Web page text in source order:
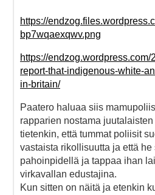
https://
bp7wqaexqwv.png
https://
report-that-indigenous-white-
in-britain/
Paatero haluaa siis
rapparien nostama
tietenkin, että tummat poliisit
vastaista rikollisuutta ja että
pahoinpidellä ja tappaa ihan
virkavallan edustajina.
Kun sitten on näitä ja etenkin